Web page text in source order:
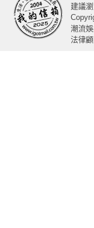
建議
潮流
法律